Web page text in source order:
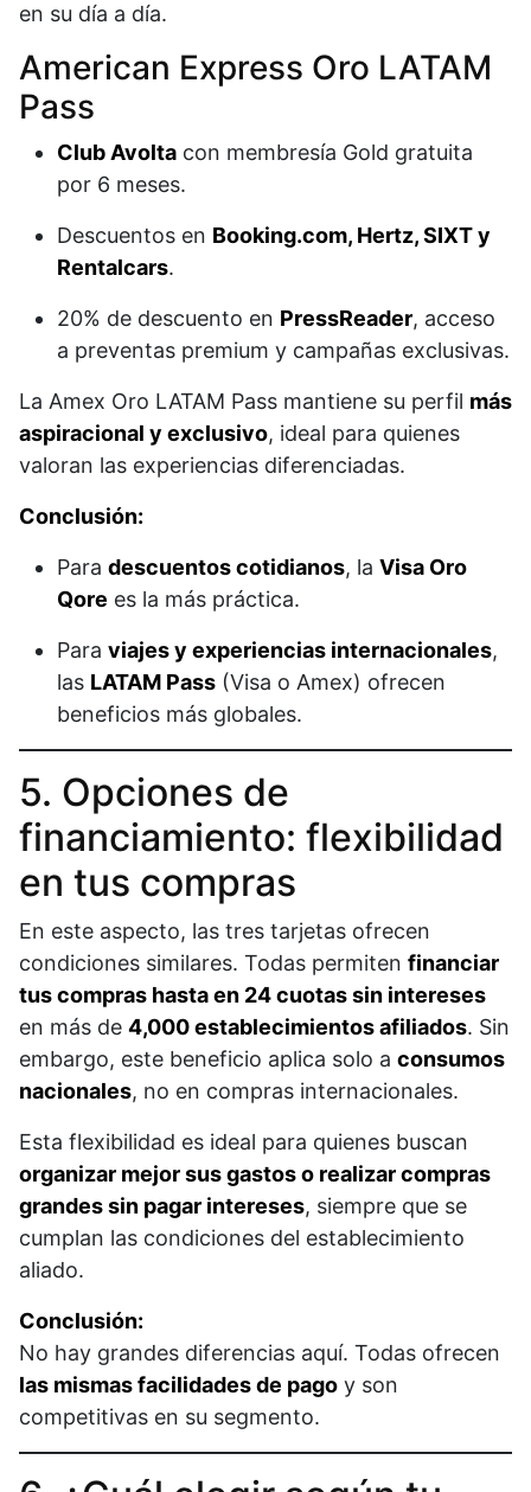
en su día a día.
American Express Oro LATAM
Pass
Club Avolta con membresía Gold gratuita
por 6 meses.
Descuentos en Booking.com, Hertz, SIXT y
Rentalcars.
20% de descuento en PressReader, acceso
a preventas premium y campañas exclusivas.
La Amex Oro LATAM Pass mantiene su perfil más
aspiracional y exclusivo, ideal para quienes
valoran las experiencias diferenciadas.
Conclusión:
Para descuentos cotidianos, la Visa Oro
Qore es la más práctica.
Para viajes y experiencias internacionales,
las LATAM Pass (Visa o Amex) ofrecen
beneficios más globales.
5. Opciones de
financiamiento: flexibilidad
en tus compras
En este aspecto, las tres tarjetas ofrecen
condiciones similares. Todas permiten financiar
tus compras hasta en 24 cuotas sin intereses
en más de 4,000 establecimientos afiliados. Sin
embargo, este beneficio aplica solo a consumos
nacionales, no en compras internacionales.
Esta flexibilidad es ideal para quienes buscan
organizar mejor sus gastos o realizar compras
grandes sin pagar intereses, siempre que se
cumplan las condiciones del establecimiento
aliado.
Conclusión:
No hay grandes diferencias aquí. Todas ofrecen
las mismas facilidades de pago y son
competitivas en su segmento.